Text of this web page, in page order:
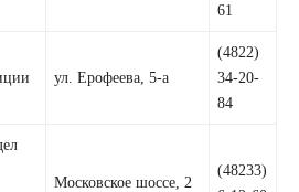
61
ул. Ерофеева, 5-а
(4822)
34-20-
84
Московское шоссе, 2
(48233)